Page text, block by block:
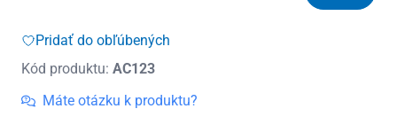
ozdobná
5m
Automax
Pridať do obľúbených
Kód produktu: AC123
Máte otázku k produktu?